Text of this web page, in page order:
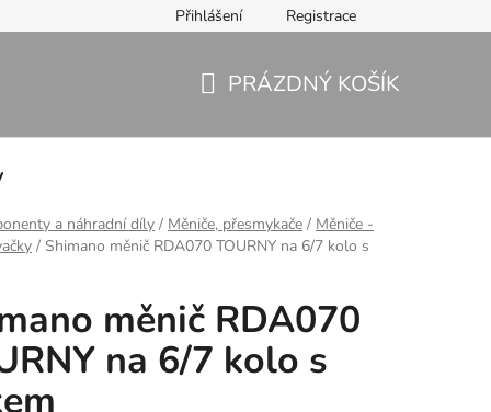
Přihlášení Registrace
PRÁZDNÝ KOŠÍK
a náhradní díly / Měniče, přesmykače / Měniče -
/ Shimano měnič RDA070 TOURNY na 6/7 kolo s
měnič RDA070
na 6/7 kolo s